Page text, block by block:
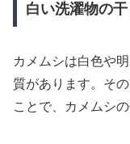
白い洗濯物の
カメムシは白色や
質があります。そ
ことで、カメムシ